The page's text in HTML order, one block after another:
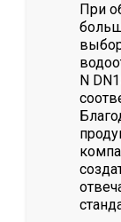
При
N